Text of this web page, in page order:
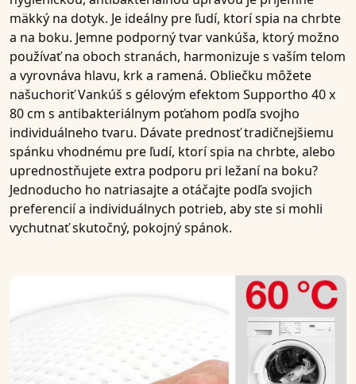
mäkký na dotyk. Je ideálny pre ľudí, ktorí spia na chrbte
a na boku. Jemne podporný tvar vankúša, ktorý možno
používať na oboch stranách, harmonizuje s vaším telom
a vyrovnáva hlavu, krk a ramená. Obliečku môžete
našuchoriťVankúš s gélovým efektom Supportho 40 x
80 cm s antibakteriálnym poťahom podľa svojho
individuálneho tvaru. Dávate prednosť tradičnejšiemu
spánku vhodnému pre ľudí, ktorí spia na chrbte, alebo
uprednostňujete extra podporu pri ležaní na boku?
Jednoducho ho natriasajte a otáčajte podľa svojich
preferencií a individuálnych potrieb, aby ste si mohli
vychutnať skutočný, pokojný spánok.